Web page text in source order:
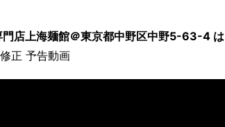
店上海麺館＠東京都中野区中野5-63-4
正 予告動画